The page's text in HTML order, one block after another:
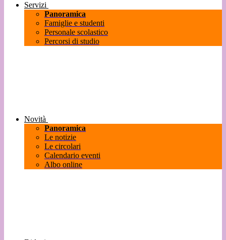
Servizi
Panoramica
Famiglie e studenti
Personale scolastico
Percorsi di studio
Novità
Panoramica
Le notizie
Le circolari
Calendario eventi
Albo online